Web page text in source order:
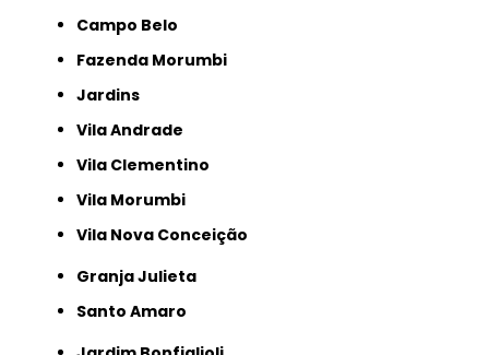
Campo Belo
Fazenda Morumbi
Jardins
Vila Andrade
Vila Clementino
Vila Morumbi
Vila Nova Conceição
Granja Julieta
Santo Amaro